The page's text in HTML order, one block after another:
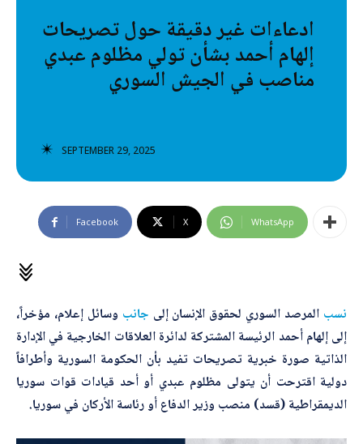
تصنيفات إضافية
المعلومات الخاطئة
المعلومات المضللة
رئيسية
ادعاءات غير دقيقة حول تصريحات
إلهام أحمد بشأن تولي مظلوم عبدي
مناصب في الجيش السوري
SEPTEMBER 29, 2025
Facebook X WhatsApp
نسب المرصد السوري لحقوق الإنسان إلى جانب وسائل إعلام، مؤخراً،
إلى إلهام أحمد الرئيسة المشتركة لدائرة العلاقات الخارجية في الإدارة
الذاتية صورة خبرية تصريحات تفيد بأن الحكومة السورية وأطرافاً
دولية اقترحت أن يتولى مظلوم عبدي أو أحد قيادات قوات سوريا
الديمقراطية (قسد) منصب وزير الدفاع أو رئاسة الأركان في سوريا.